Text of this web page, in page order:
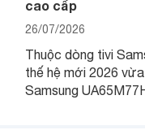
cao cấp
26/07/2026
Thuộc dòng tivi
thế hệ mới 2026
Samsung